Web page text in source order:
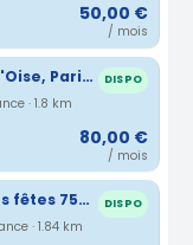
50,00 €
/ mois
Parking à louer quai de l'Oise, Paris 19 DISPO
· 1.8 km
80,00 €
/ mois
Parking proche Place des fêtes 75019 DISPO
· 1.84 km